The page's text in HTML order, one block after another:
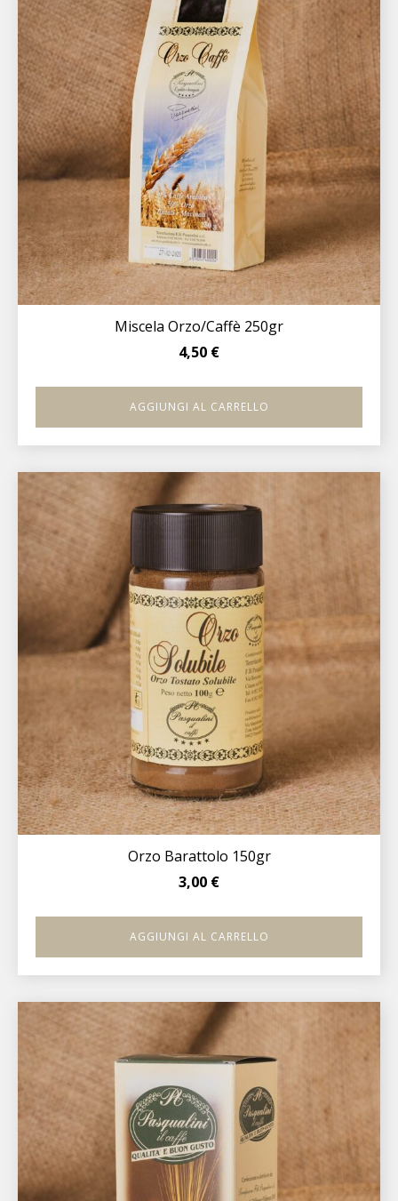
Miscela Orzo/Caffè 250gr
4,50 €
AGGIUNGI AL CARRELLO
Orzo Barattolo 150gr
3,00 €
AGGIUNGI AL CARRELLO